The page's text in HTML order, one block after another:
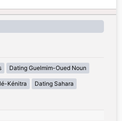
Dating Guelmim-Oued Noun
Kénitra Dating Sahara